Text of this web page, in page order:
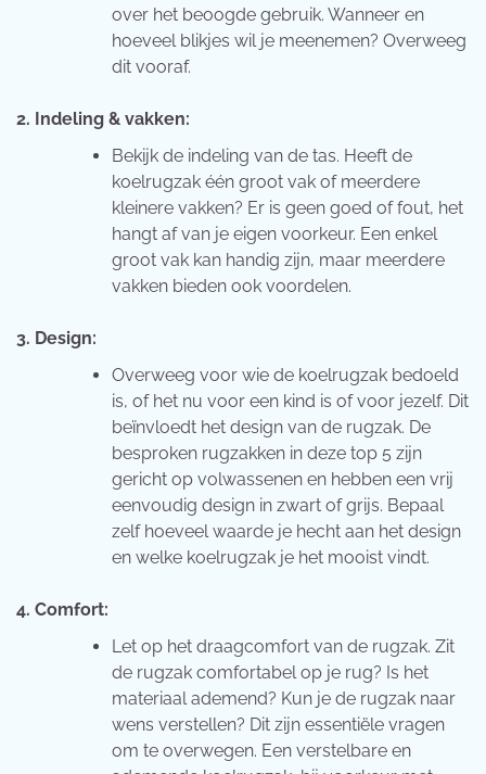
over het beoogde gebruik. Wanneer en
hoeveel blikjes wil je meenemen? Overweeg
dit vooraf.
2. Indeling & vakken:
Bekijk de indeling van de tas. Heeft de
koelrugzak één groot vak of meerdere
kleinere vakken? Er is geen goed of fout, het
hangt af van je eigen voorkeur. Een enkel
groot vak kan handig zijn, maar meerdere
vakken bieden ook voordelen.
3. Design:
Overweeg voor wie de koelrugzak bedoeld
is, of het nu voor een kind is of voor jezelf. Dit
beïnvloedt het design van de rugzak. De
besproken rugzakken in deze top 5 zijn
gericht op volwassenen en hebben een vrij
eenvoudig design in zwart of grijs. Bepaal
zelf hoeveel waarde je hecht aan het design
en welke koelrugzak je het mooist vindt.
4. Comfort:
Let op het draagcomfort van de rugzak. Zit
de rugzak comfortabel op je rug? Is het
materiaal ademend? Kun je de rugzak naar
wens verstellen? Dit zijn essentiële vragen
om te overwegen. Een verstelbare en